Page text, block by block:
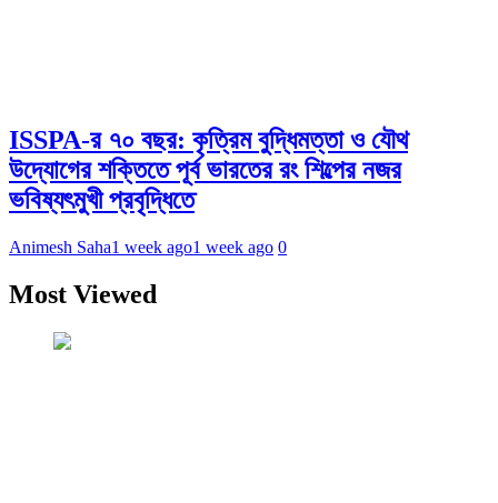
ISSPA-র ৭০ বছর: কৃত্রিম বুদ্ধিমত্তা ও যৌথ
উদ্যোগের শক্তিতে পূর্ব ভারতের রং শিল্পের নজর
ভবিষ্যৎমুখী প্রবৃদ্ধিতে
Animesh Saha1 week ago1 week ago 0
Most Viewed